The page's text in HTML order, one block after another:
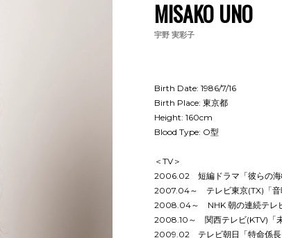
MISAKO UNO
宇野 実彩子
Birth Date: 1986/7/16
Birth Place: 東京都
Height: 160cm
Blood Type: O型
＜TV＞
2006.02 短編ドラマ「彼らの海
2007.04～ テレビ東京(TX)「音
2008.04～ NHK 朝の連続テレビ
2008.10～ 関西テレビ(KTV)「未
2009.02 テレビ朝日「特命係長